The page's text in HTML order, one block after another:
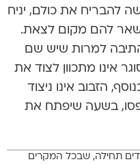
להבריח את כולם, יניח
להם מקום לצאת.
למרות שיש שם
אינו מתכוון לצוד את
הזבוב אינו ניצוד
בשעה שיפתח את
תחילה, שבכל המקרים